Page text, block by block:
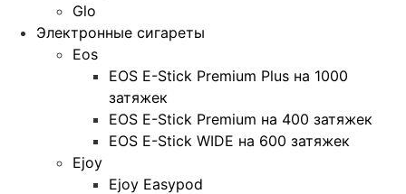
Glo
Электронные сигареты
Eos
EOS E-Stick Premium Plus на 1000
затяжек
EOS E-Stick Premium на 400 затяжек
EOS E-Stick WIDE на 600 затяжек
Ejoy
Ejoy Easypod